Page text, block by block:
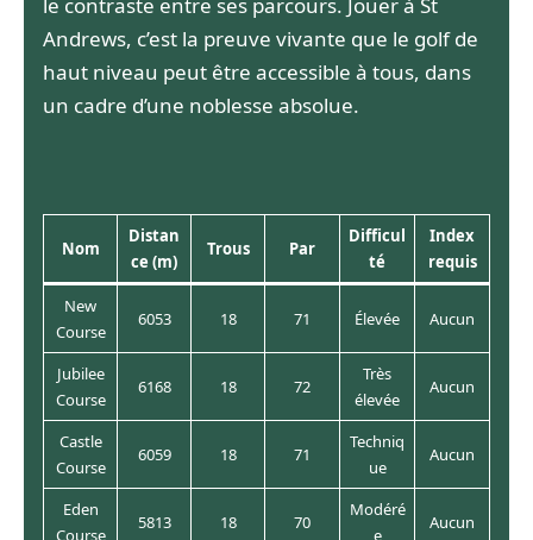
le contraste entre ses parcours. Jouer à St
Andrews, c’est la preuve vivante que le golf de
haut niveau peut être accessible à tous, dans
un cadre d’une noblesse absolue.
Nom
Distan
ce (m)
Trous Par
Difficul
té
Index
requis
New
Course
6053 18 71 Élevée Aucun
Jubilee
Course
6168 18 72
Très
élevée
Aucun
Castle
Course
6059 18 71
Techniq
ue
Aucun
Eden
Course
5813 18 70
Modéré
e
Aucun